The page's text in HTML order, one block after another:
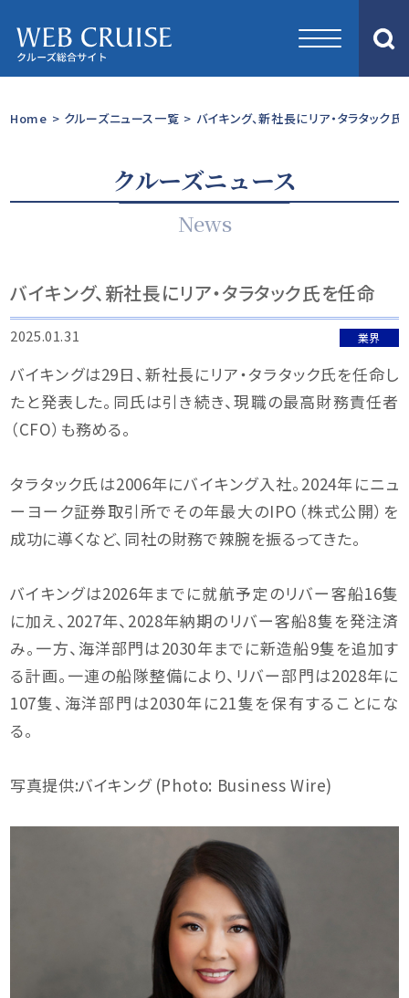
Home > クルーズニュース一覧 > バイキング、新社長にリア・タラタック
クルーズニュース
News
バイキング、新社長にリア・タラタック氏を任命
2025.01.31 業界
バイキングは29日、新社長にリア・タラタック氏を任命し
たと発表した。同氏は引き続き、現職の最高財務責任者
（CFO）も務める。
タラタック氏は2006年にバイキング入社。2024年にニュ
ーヨーク証券取引所でその年最大のIPO（株式公開）を
成功に導くなど、同社の財務で辣腕を振るってきた。
バイキングは2026年までに就航予定のリバー客船16隻
に加え、2027年、2028年納期のリバー客船8隻を発注済
み。一方、海洋部門は2030年までに新造船9隻を追加す
る計画。一連の船隊整備により、リバー部門は2028年に
107隻、海洋部門は2030年に21隻を保有することにな
る。
写真提供:バイキング (Photo: Business Wire)